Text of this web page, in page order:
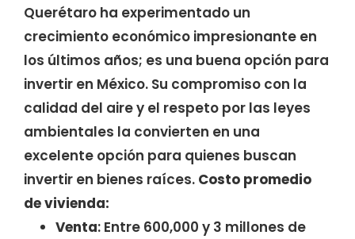
Querétaro ha experimentado un
crecimiento económico impresionante en
los últimos años; es una buena opción para
invertir en México. Su compromiso con la
calidad del aire y el respeto por las leyes
ambientales la convierten en una
excelente opción para quienes buscan
invertir en bienes raíces. Costo promedio
de vivienda:
Venta: Entre 600,000 y 3 millones de